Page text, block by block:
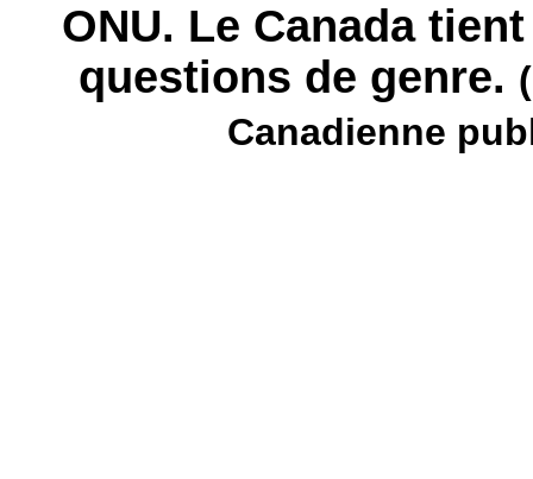
ONU. Le Canada
questions de genre.
Canadienne